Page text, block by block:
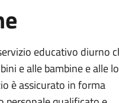
educativo diurno
e alle bambine e alle
è assicurato in forma